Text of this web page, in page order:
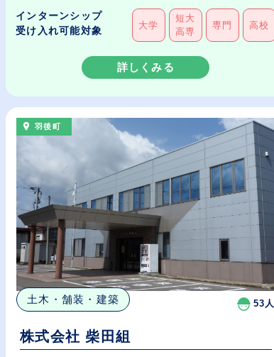
インターンシップ
受け入れ可能対象
大学
短大
高専
専門 高校
詳しくみる
羽後町
土木・舗装・建築 53人
株式会社 柴田組